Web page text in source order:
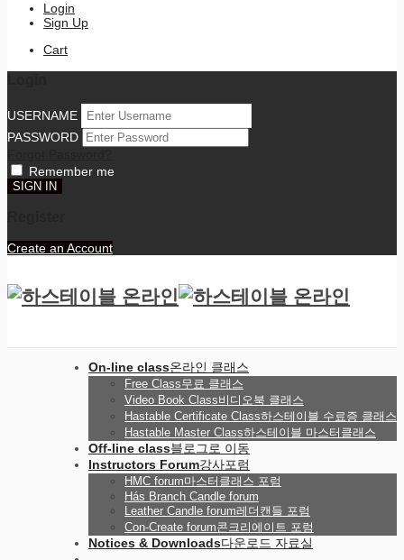
Login
Sign Up
Cart
USERNAME
PASSWORD
Remember me
Create an Account
On-line class온라인 클래스
Free Class무료 클래스
Video Book Class비디오북 클래스
Hastable Certificate Class하스테이블 수료증 클래스
Hastable Master Class하스테이블 마스터클래스
Off-line class블로그로 이동
Instructors Forum강사포럼
HMC forum마스터클래스 포럼
Hás Branch Candle forum
Leather Candle forum레더캔들 포럼
Con-Create forum콘크리에이트 포럼
Notices & Downloads다운로드 자료실